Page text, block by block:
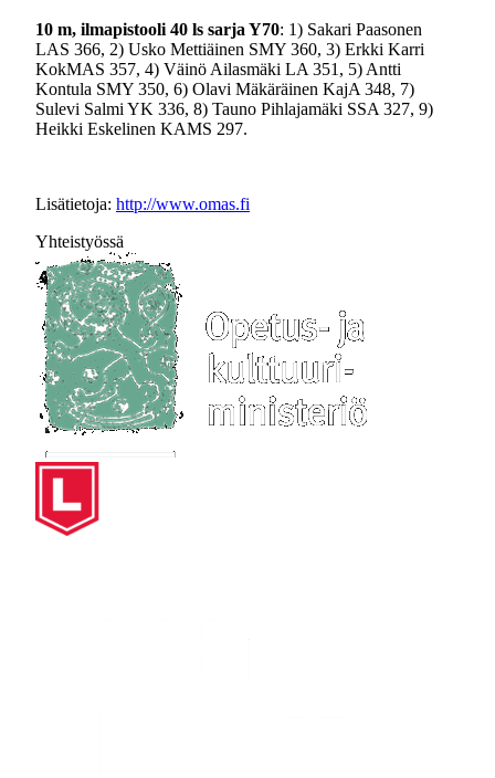
10 m, ilmapistooli 40 ls sarja Y70: 1) Sakari Paasonen
LAS 366, 2) Usko Mettiäinen SMY 360, 3) Erkki Karri
KokMAS 357, 4) Väinö Ailasmäki LA 351, 5) Antti
Kontula SMY 350, 6) Olavi Mäkäräinen KajA 348, 7)
Sulevi Salmi YK 336, 8) Tauno Pihlajamäki SSA 327, 9)
Heikki Eskelinen KAMS 297.
Lisätietoja: http://www.omas.fi
Yhteistyössä